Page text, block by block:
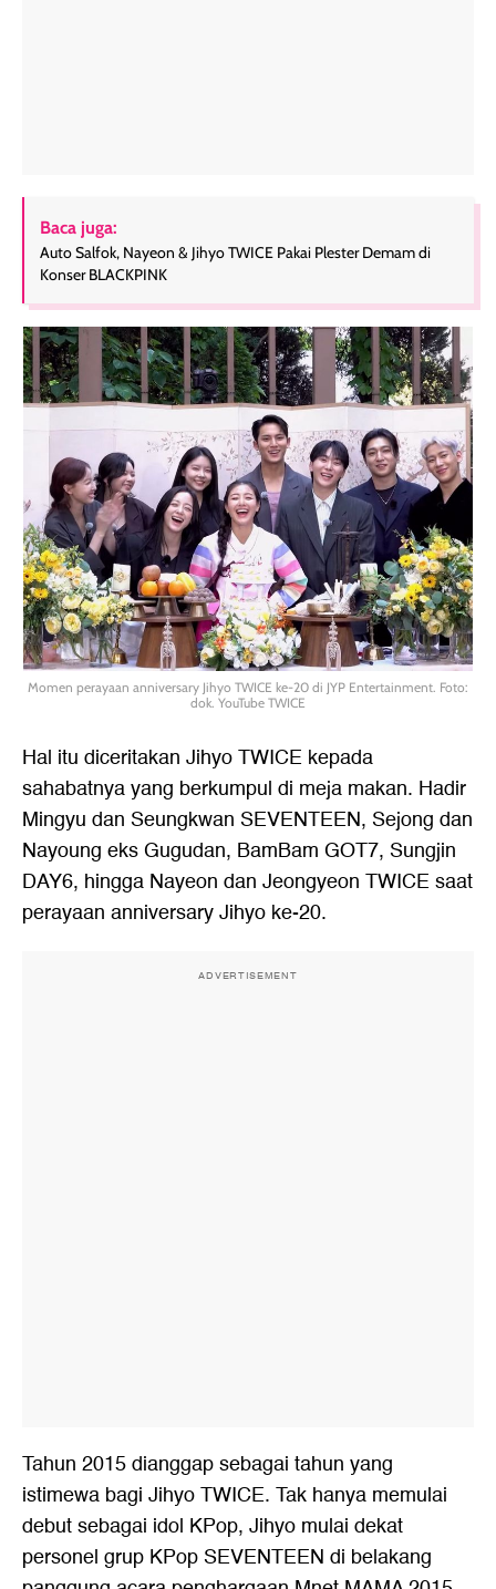
Baca juga:
Auto Salfok, Nayeon & Jihyo TWICE Pakai Plester Demam di
Konser BLACKPINK
Momen perayaan anniversary Jihyo TWICE ke-20 di JYP Entertainment. Foto:
dok. YouTube TWICE
Hal itu diceritakan Jihyo TWICE kepada
sahabatnya yang berkumpul di meja makan. Hadir
Mingyu dan Seungkwan SEVENTEEN, Sejong dan
Nayoung eks Gugudan, BamBam GOT7, Sungjin
DAY6, hingga Nayeon dan Jeongyeon TWICE saat
perayaan anniversary Jihyo ke-20.
ADVERTISEMENT
Tahun 2015 dianggap sebagai tahun yang
istimewa bagi Jihyo TWICE. Tak hanya memulai
debut sebagai idol KPop, Jihyo mulai dekat
personel grup KPop SEVENTEEN di belakang